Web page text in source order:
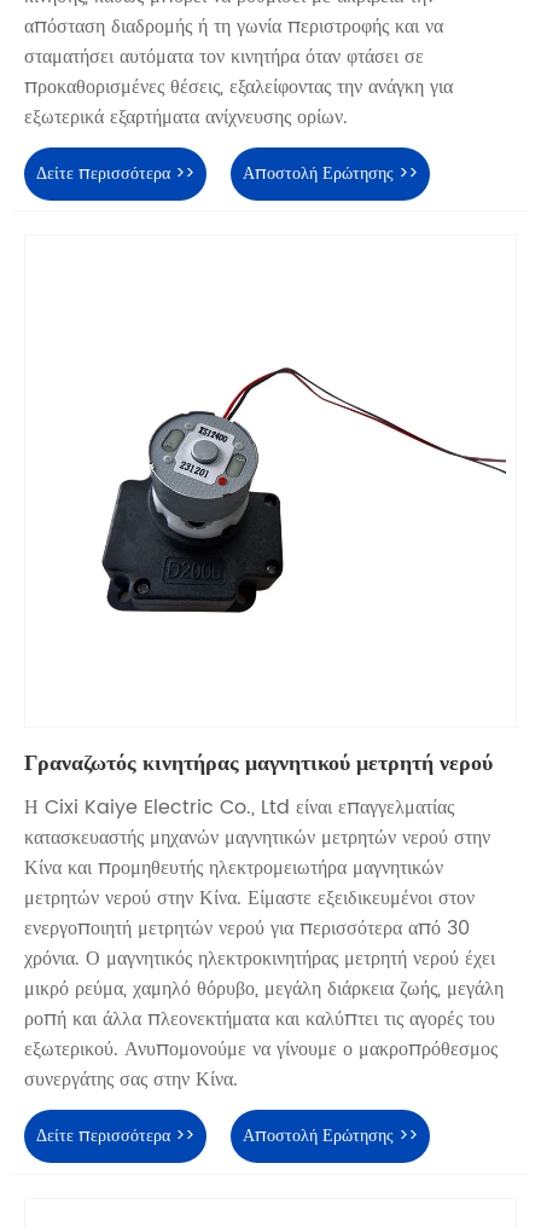
απόσταση διαδρομής ή τη γωνία περιστροφής και να
σταματήσει αυτόματα τον κινητήρα όταν φτάσει σε
προκαθορισμένες θέσεις, εξαλείφοντας την ανάγκη για
εξωτερικά εξαρτήματα ανίχνευσης ορίων.
Δείτε περισσότερα >> Αποστολή Ερώτησης >>
Γραναζωτός κινητήρας μαγνητικού μετρητή νερού
Η Cixi Kaiye Electric Co., Ltd είναι επαγγελματίας
κατασκευαστής μηχανών μαγνητικών μετρητών νερού στην
Κίνα και προμηθευτής ηλεκτρομειωτήρα μαγνητικών
μετρητών νερού στην Κίνα. Είμαστε εξειδικευμένοι στον
ενεργοποιητή μετρητών νερού για περισσότερα από 30
χρόνια. Ο μαγνητικός ηλεκτροκινητήρας μετρητή νερού έχει
μικρό ρεύμα, χαμηλό θόρυβο, μεγάλη διάρκεια ζωής, μεγάλη
ροπή και άλλα πλεονεκτήματα και καλύπτει τις αγορές του
εξωτερικού. Ανυπομονούμε να γίνουμε ο μακροπρόθεσμος
συνεργάτης σας στην Κίνα.
Δείτε περισσότερα >> Αποστολή Ερώτησης >>